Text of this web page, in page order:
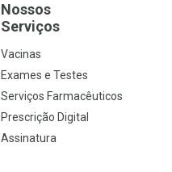
Nossos
Serviços
Vacinas
Exames e Testes
Serviços Farmacêuticos
Prescrição Digital
Assinatura